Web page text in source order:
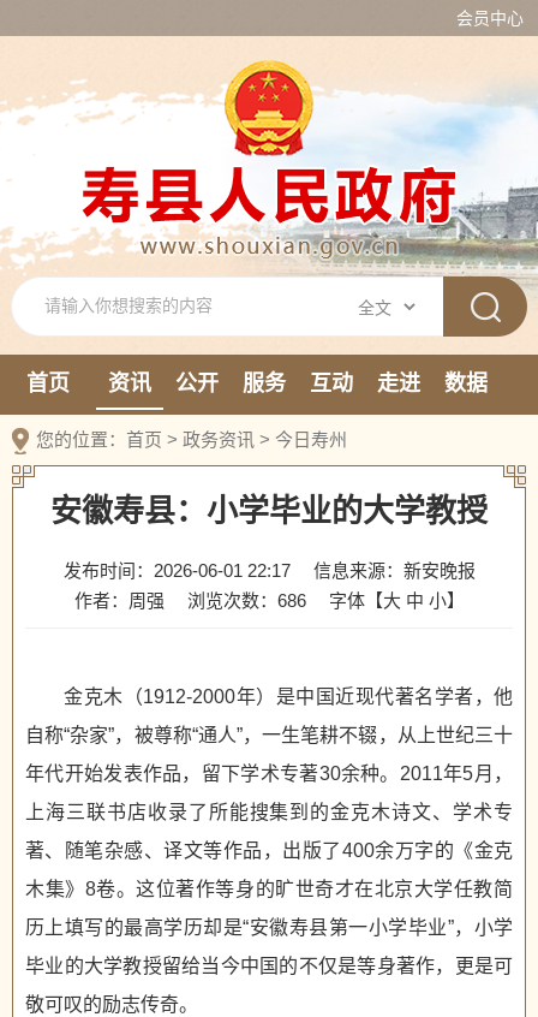
会员中心
首页 资讯 公开 服务 互动 走进
数据
新媒体
您的位置： 首页 > 政务资讯 > 今日寿州
安徽寿县：小学毕业的大学教授
发布时间：2026-06-01 22:17
信息来源：新安晚报
作者：周强
浏览次数： 686 字体【大 中 小】
金克木（1912-2000年）是中国近现代著名学者，他
自称“杂家”，被尊称“通人”，一生笔耕不辍，从上世纪三十
年代开始发表作品，留下学术专著30余种。2011年5月，
上海三联书店收录了所能搜集到的金克木诗文、学术专
著、随笔杂感、译文等作品，出版了400余万字的《金克
木集》8卷。这位著作等身的旷世奇才在北京大学任教简
历上填写的最高学历却是“安徽寿县第一小学毕业”，小学
毕业的大学教授留给当今中国的不仅是等身著作，更是可
敬可叹的励志传奇。